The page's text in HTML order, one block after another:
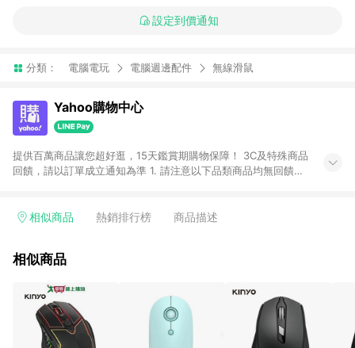
設定到價通知
分類： 電腦電玩 電腦週邊配件 無線滑鼠
Yahoo購物中心
提供百萬商品讓您超好逛，15天鑑賞期購物保障！ 3C及特殊商品
回饋，請以訂單成立通知為準 1. 請注意以下品類商品均無回饋：
電玩/遊戲/相機/單眼/鏡頭/拍立得 [2024/6/1起適用] -內接硬
的購回饋活動享Yahoo超贈點回饋者 - 購物中心商店之商品：商
3. 訂單回饋金額將扣除運費/購物金/超贈點/福利金/紅利折抵/折
價券等虛擬貨幣折抵 4. 大宗採購或批發轉賣不具回饋資格： 如
有相關事證認定您為大宗採購、批發轉賣而非最終消費使用者，
相關認定以Yahoo購物中心之認定為準
相似商品 熱銷排行榜 商品描述
相似商品